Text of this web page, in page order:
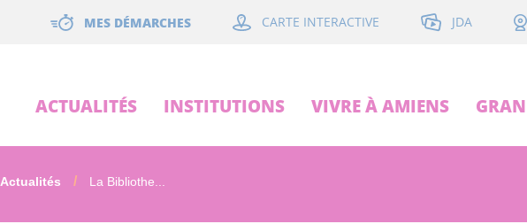
MES DÉMARCHES CARTE INTERACTIVE JDA
ACTUALITÉS INSTITUTIONS VIVRE À AMIENS
Actualités La Bibliothe...